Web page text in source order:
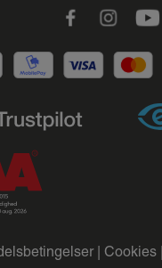
FacebookInstagram
| Cookies |